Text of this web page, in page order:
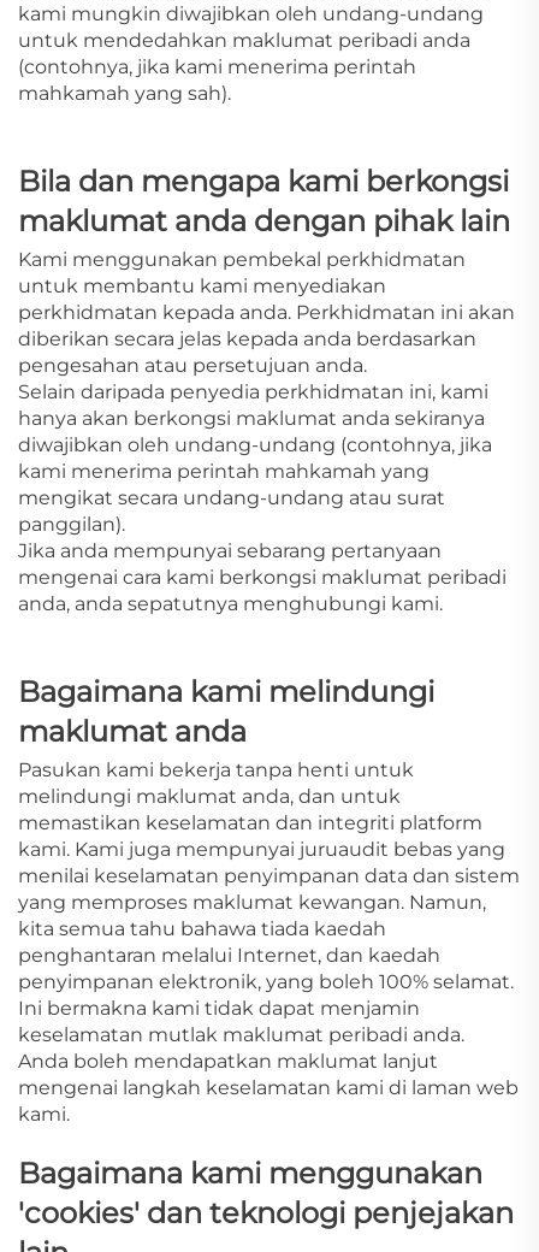
kami mungkin diwajibkan oleh undang-undang
untuk mendedahkan maklumat peribadi anda
(contohnya, jika kami menerima perintah
mahkamah yang sah).
Bila dan mengapa kami berkongsi
maklumat anda dengan pihak lain
Kami menggunakan pembekal perkhidmatan
untuk membantu kami menyediakan
perkhidmatan kepada anda. Perkhidmatan ini akan
diberikan secara jelas kepada anda berdasarkan
pengesahan atau persetujuan anda.
Selain daripada penyedia perkhidmatan ini, kami
hanya akan berkongsi maklumat anda sekiranya
diwajibkan oleh undang-undang (contohnya, jika
kami menerima perintah mahkamah yang
mengikat secara undang-undang atau surat
panggilan).
Jika anda mempunyai sebarang pertanyaan
mengenai cara kami berkongsi maklumat peribadi
anda, anda sepatutnya menghubungi kami.
Bagaimana kami melindungi
maklumat anda
Pasukan kami bekerja tanpa henti untuk
melindungi maklumat anda, dan untuk
memastikan keselamatan dan integriti platform
kami. Kami juga mempunyai juruaudit bebas yang
menilai keselamatan penyimpanan data dan sistem
yang memproses maklumat kewangan. Namun,
kita semua tahu bahawa tiada kaedah
penghantaran melalui Internet, dan kaedah
penyimpanan elektronik, yang boleh 100% selamat.
Ini bermakna kami tidak dapat menjamin
keselamatan mutlak maklumat peribadi anda.
Anda boleh mendapatkan maklumat lanjut
mengenai langkah keselamatan kami di laman web
kami.
Bagaimana kami menggunakan
'cookies' dan teknologi penjejakan